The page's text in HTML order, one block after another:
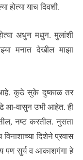
होत्या याच दिवशी.
अधुन मधुन. मुलांशी
मनात देखील माझा
आहे. कुठे सुके दुष्काळ तर
आ-वासुन उभी आहेत. ही
नष्ट करतील. नुसता
दिशेने प्रवास
पण सुर्य व आकाशगंगा हे